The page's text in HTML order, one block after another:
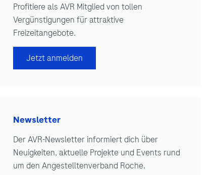
Profitiere als AVR Mitglied von tollen
Vergünstigungen für attraktive
Freizeitangebote.
Jetzt anmelden
Newsletter
Der AVR-Newsletter informiert dich über
Neuigkeiten, aktuelle Projekte und Events rund
um den Angestelltenverband Roche.